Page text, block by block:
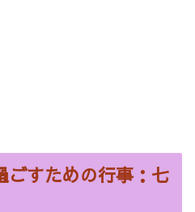
ごすための行事：七